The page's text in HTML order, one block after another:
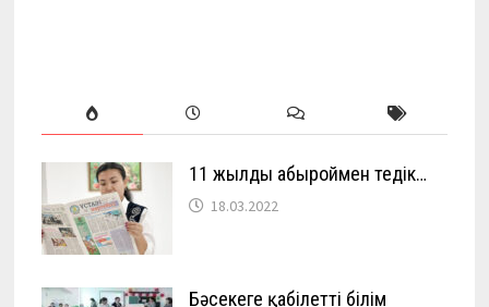
11 жылды абыроймен өтедік…
18.03.2022
Бәсекеге қабілетті білім